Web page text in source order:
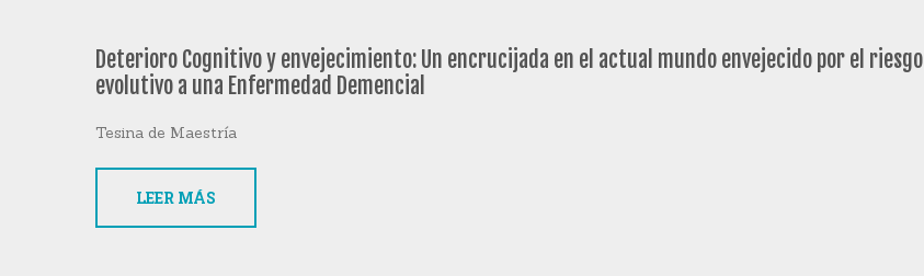
Deterioro Cognitivo y envejecimiento: Un encrucijada en el actual mundo envejecido por el riesgo
evolutivo a una Enfermedad Demencial
Tesina de Maestría
LEER MÁS